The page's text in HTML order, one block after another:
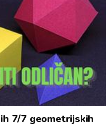
7/7 geometrijskih